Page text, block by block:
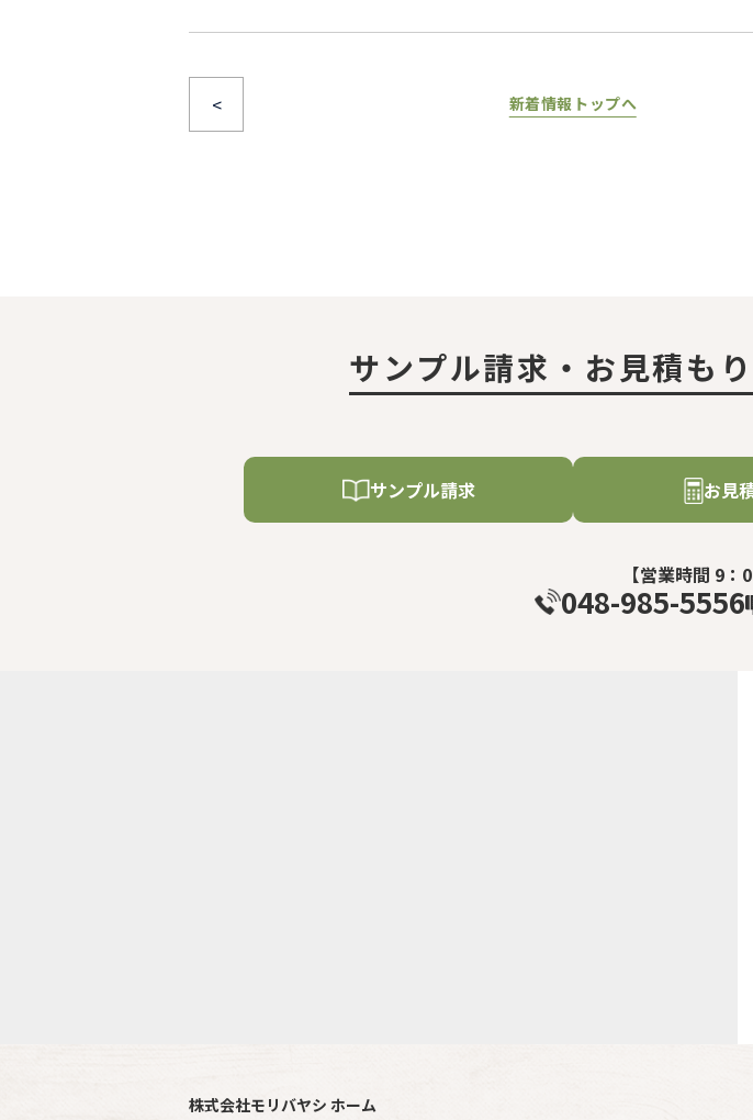
< 新着情報トップへ
サンプル請求・お見積も
サンプル請求 お見
【営業時間 9：
048-985-5556
株式会社モリバヤシ ホーム